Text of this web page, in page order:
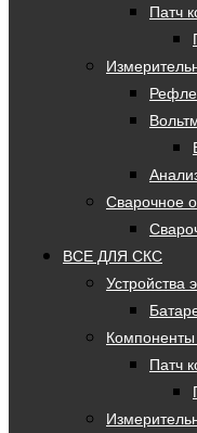
Патч
Сварочное
ВСЕ ДЛЯ СКС
Устройства
Патч